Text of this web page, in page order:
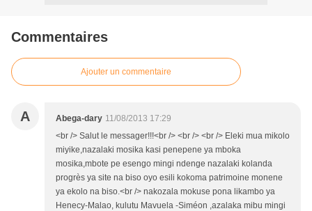
Commentaires
Ajouter un commentaire
A Abega-dary 11/08/2013 17:29
<br /> Salut le messager!!!<br /> <br /> <br /> Eleki mua mikolo
miyike,nazalaki mosika kasi penepene ya mboka
mosika,mbote pe esengo mingi ndenge nazalaki kolanda
progrès ya site na biso oyo esili kokoma patrimoine monene
ya ekolo na biso.<br /> nakozala mokuse pona likambo ya
Henecy-Malao, kulutu Mavuela -Siméon ,azalaka mibu mingi